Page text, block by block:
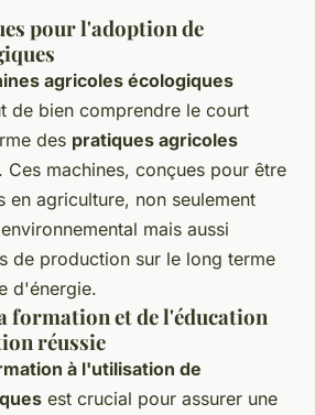
pour l'adoption de
agricoles écologiques
de bien comprendre le court
des pratiques agricoles
. Ces machines, conçues pour être
en agriculture, non seulement
mais aussi
de production sur le long terme
d'énergie.
formation et de l'éducation
réussie
à l'utilisation de
est crucial pour assurer une